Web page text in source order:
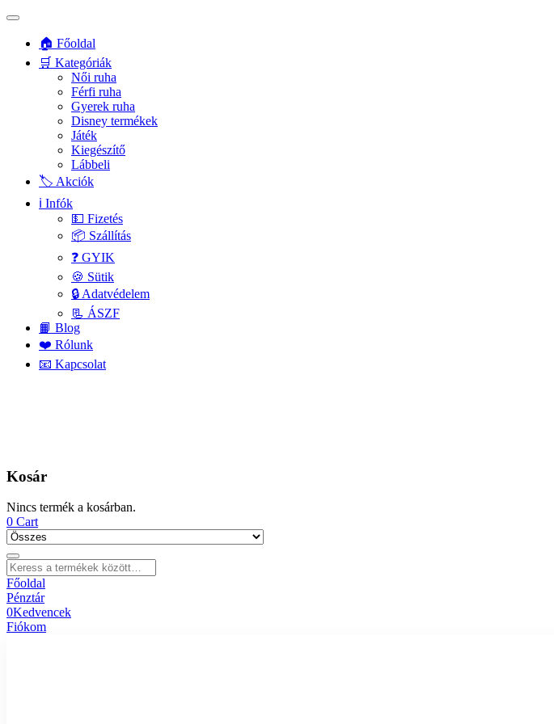
🏠 Főoldal
🛒 Kategóriák
Női ruha
Férfi ruha
Gyerek ruha
Disney termékek
Játék
Kiegészítő
Lábbeli
🏷️ Akciók
ℹ️ Infók
💵 Fizetés
📦 Szállítás
❓ GYIK
🍪 Sütik
🔒 Adatvédelem
📃 ÁSZF
📙 Blog
❤️ Rólunk
📧 Kapcsolat
Kosár
Nincs termék a kosárban.
0 Cart
Főoldal
Pénztár
0Kedvencek
Fiókom